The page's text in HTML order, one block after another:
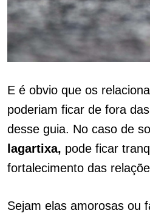
E é obvio que os
poderiam ficar de fora
desse guia. No caso de
lagartixa, pode ficar
fortalecimento das
Sejam elas amorosas ou